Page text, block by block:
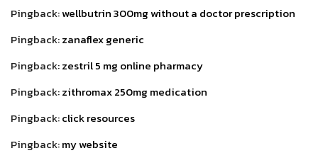
Pingback:wellbutrin 300mg without a doctor prescription
Pingback:zanaflex generic
Pingback:zestril 5 mg online pharmacy
Pingback:zithromax 250mg medication
Pingback:click resources
Pingback:my website